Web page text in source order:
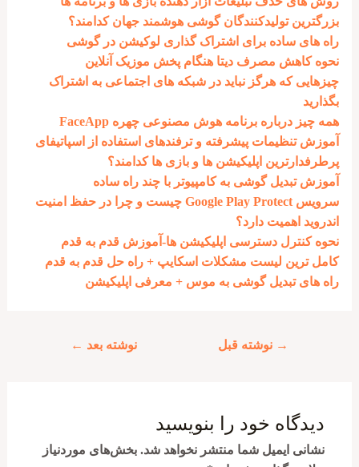
بزرگترین تولیدکنندگان گوشی هوشمند جهان کدامند؟
راه های ساده برای اشتراک گذاری لوکیشن در گوشی
نحوه کاهش مصرف دیتا هنگام پخش موزیک آنلاین
چیزهایی که هرگز نباید در شبکه های اجتماعی به اشتراک
بگذارید
همه چیز درباره برنامه هوش مصنوعی چهره FaceApp
آموزش تنظیمات پیشرفته و ترفندهای استفاده از اسپاتیفای
پرطرفدارترین اپلیکیشن ها و بازی ها کدامند؟
آموزش تبدیل گوشی به کامپیوتر با چند راه ساده
سرویس Google Play Protect چیست و چرا در حفظ امنیت
اندروید اهمیت دارد؟
نحوه کنترل دسترسی اپلیکیشن ها-آموزش قدم به قدم
کامل ترین لیست مشکلات اسکایپ + راه حل قدم به قدم
راه های تبدیل گوشی به موس + معرفی اپلیکیشن
→ نوشته قبل نوشته بعد ←
دیدگاه‌ خود را بنویسید
نشانی ایمیل شما منتشر نخواهد شد. بخش‌های موردنیاز